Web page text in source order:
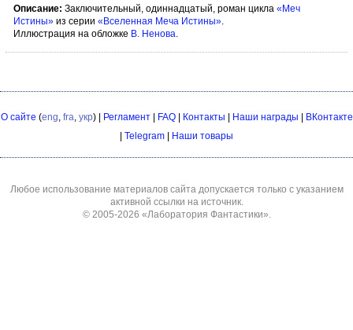
Описание: Заключительный, одиннадцатый, роман цикла «Меч
Истины» из серии «Вселенная Меча Истины»
Иллюстрация на обложке В. Ненова
О сайте (eng fra укр) | Регламент| FAQ| Контакты | Наши награды | ВКонтакте
| Telegram | Наши товары
Любое использование материалов сайта допускается только с указанием
активной ссылки на источник.
© 2005-2026 «Лаборатория Фантастики»